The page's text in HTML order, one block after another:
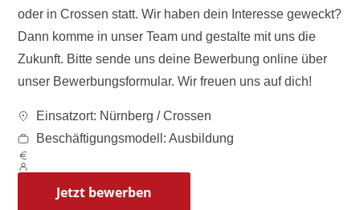
oder in Crossen statt. Wir haben dein Interesse geweckt?
Dann komme in unser Team und gestalte mit uns die
Zukunft. Bitte sende uns deine Bewerbung online über
unser Bewerbungsformular. Wir freuen uns auf dich!
Einsatzort: Nürnberg / Crossen
Beschäftigungsmodell: Ausbildung
Jetzt bewerben